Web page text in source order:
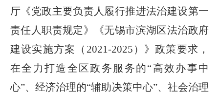
厅《党政主要负责人履行推进法治建设第一
责任人职责规定》《无锡市滨湖区法治政府
建设实施方案（ 2021-2025 ）》政策要求，
在全力打造全区政务服务的“高效办事中
心”、经济治理的“辅助决策中心”、社会治理